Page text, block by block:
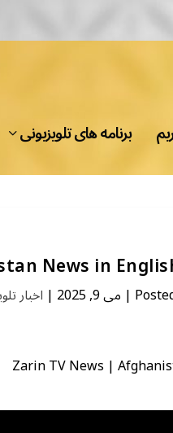
برنامه های تلویزیونی
News in
| می 9, 2025 | اخبار